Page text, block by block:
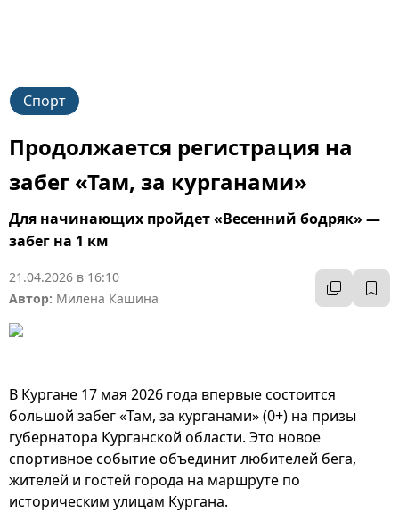
Спорт
Продолжается регистрация на
забег «Там, за курганами»
Для начинающих пройдет «Весенний бодряк» —
забег на 1 км
21.04.2026 в 16:10
Автор: Милена Кашина
В Кургане 17 мая 2026 года впервые состоится
большой забег «Там, за курганами» (0+) на призы
губернатора Курганской области. Это новое
спортивное событие объединит любителей бега,
жителей и гостей города на маршруте по
историческим улицам Кургана.